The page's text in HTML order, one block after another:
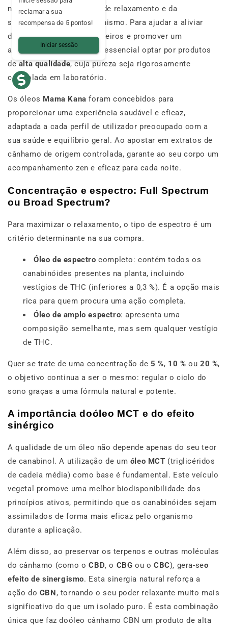
necessidades em termos de relaxamento e da
sensibilidade do seu organismo. Para ajudar a aliviar
distúrbios de sono passageiros e promover um
adormecimento natural, é essencial optar por produtos
de alta qualidade, cuja pureza seja rigorosamente
controlada em laboratório.
Os óleos Mama Kana foram concebidos para
proporcionar uma experiência saudável e eficaz,
adaptada a cada perfil de utilizador preocupado com a
sua saúde e equilíbrio geral. Ao apostar em extratos de
cânhamo de origem controlada, garante ao seu corpo um
acompanhamento zen e eficaz para cada noite.
Concentração e espectro: Full Spectrum
ou Broad Spectrum?
Para maximizar o relaxamento, o tipo de espectro é um
critério determinante na sua compra.
Óleo de espectro completo: contém todos os
canabinóides presentes na planta, incluindo
vestígios de THC (inferiores a 0,3 %). É a opção mais
rica para quem procura uma ação completa.
Óleo de amplo espectro: apresenta uma
composição semelhante, mas sem qualquer vestígio
de THC.
Quer se trate de uma concentração de5 %, 10 % ou20 %,
o objetivo continua a ser o mesmo: regular o ciclo do
sono graças a uma fórmula natural e potente.
A importância doóleo MCT e do efeito
sinérgico
A qualidade de um óleo não depende apenas do seu teor
de canabinol. A utilização de um óleo MCT (triglicéridos
de cadeia média) como base é fundamental. Este veículo
vegetal promove uma melhor biodisponibilidade dos
princípios ativos, permitindo que os canabinóides sejam
assimilados de forma mais eficaz pelo organismo
durante a aplicação.
Além disso, ao preservar os terpenos e outras moléculas
do cânhamo (como oCBD, o CBG ou oCBC), gera-seo
efeito de sinergismo. Esta sinergia natural reforça a
ação do CBN, tornando o seu poder relaxante muito mais
significativo do que um isolado puro. É esta combinação
única que faz doóleo cânhamo CBN um produto de alta
reclamar a sua
recompensa de 5 pontos!
Iniciar sessão